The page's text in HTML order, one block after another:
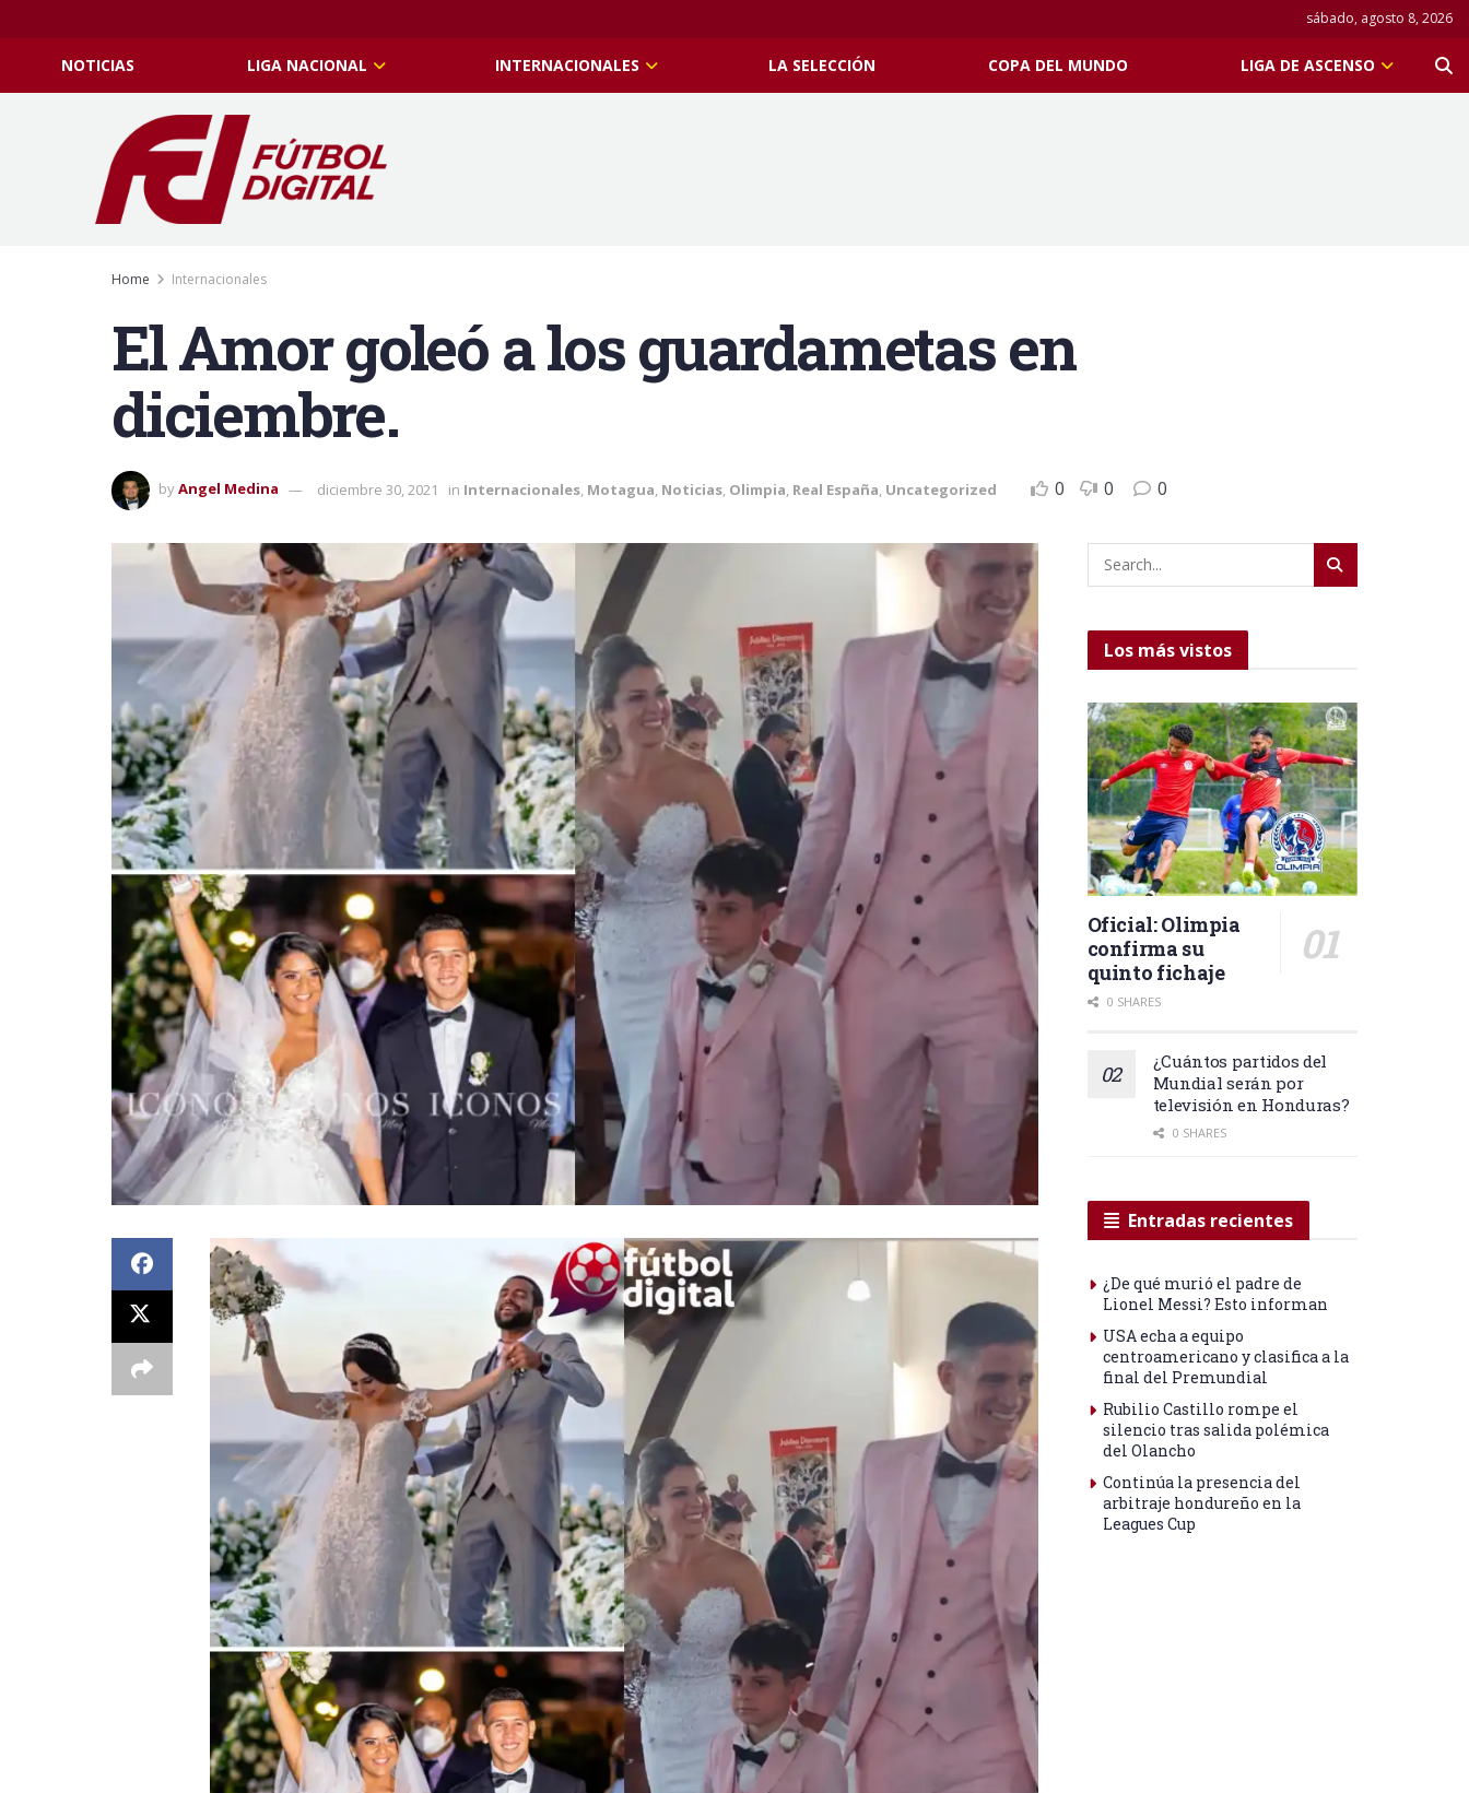
sábado, agosto 8, 2026
NOTICIAS LIGA NACIONAL INTERNACIONALES LA SELECCIÓN COPA DEL MUNDO LIGA DE ASCENSO
Home Internacionales
El Amor goleó a los guardametas en
diciembre.
byAngel Medina diciembre 30, 2021 in Internacionales Motagua Noticias Olimpia Real España Uncategorized 0 0 0
Los más vistos
Oficial: Olimpia
confirma su
quinto fichaje
0 SHARES
¿Cuántos partidos del
Mundial serán por
televisión en Honduras?
0 SHARES
Entradas recientes
¿De qué murió el padre de
Lionel Messi? Esto informan
USA echa a equipo
centroamericano y clasifica a la
final del Premundial
Rubilio Castillo rompe el
silencio tras salida polémica
del Olancho
Continúa la presencia del
arbitraje hondureño en la
Leagues Cup